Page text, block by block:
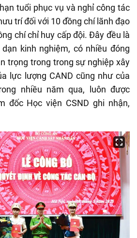
tuổi phục vụ và nghỉ công tác
trí đối với 10 đồng chí lãnh đạo
chí chỉ huy cấp đội. Đây đều là
kinh nghiệm, có nhiều đóng
trọng trong trong sự nghiệp xây
lực lượng CAND cũng như của
nhiều năm qua, luôn được
đốc Học viện CSND ghi nhận,